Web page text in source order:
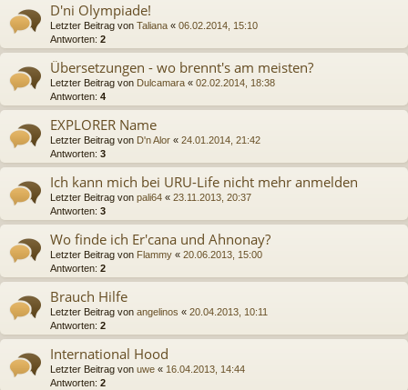
D'ni Olympiade!
Letzter Beitrag von Taliana « 06.02.2014, 15:10
Antworten: 2
Übersetzungen - wo brennt's am meisten?
Letzter Beitrag von Dulcamara « 02.02.2014, 18:38
Antworten: 4
EXPLORER Name
Letzter Beitrag von D'n Alor « 24.01.2014, 21:42
Antworten: 3
Ich kann mich bei URU-Life nicht mehr anmelden
Letzter Beitrag von pali64 « 23.11.2013, 20:37
Antworten: 3
Wo finde ich Er'cana und Ahnonay?
Letzter Beitrag von Flammy « 20.06.2013, 15:00
Antworten: 2
Brauch Hilfe
Letzter Beitrag von angelinos « 20.04.2013, 10:11
Antworten: 2
International Hood
Letzter Beitrag von uwe « 16.04.2013, 14:44
Antworten: 2